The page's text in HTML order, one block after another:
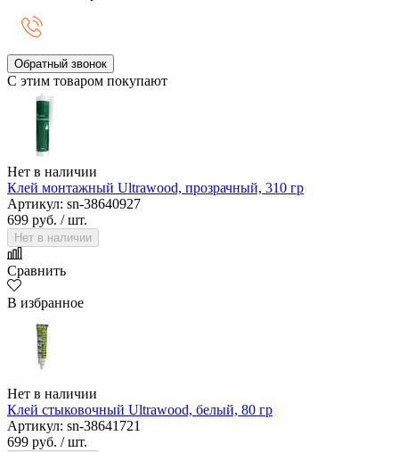
Обратный звонок
С этим товаром покупают
Нет в наличии
Клей монтажный Ultrawood, прозрачный, 310 гр
Артикул: sn-38640927
699 руб. / шт.
Нет в наличии
Сравнить
В избранное
Нет в наличии
Клей стыковочный Ultrawood, белый, 80 гр
Артикул: sn-38641721
699 руб. / шт.